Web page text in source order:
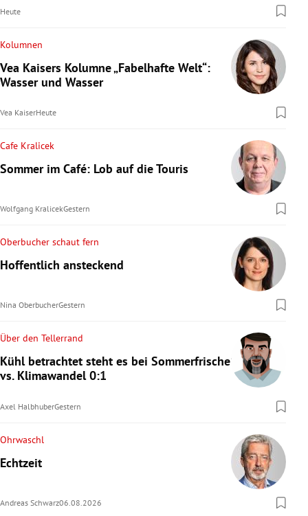
Heute
Kolumnen
Vea Kaisers Kolumne „Fabelhafte Welt“:
Wasser und Wasser
Vea KaiserHeute
Cafe Kralicek
Sommer im Café: Lob auf die Touris
Wolfgang KralicekGestern
Oberbucher schaut fern
Hoffentlich ansteckend
Nina OberbucherGestern
Über den Tellerrand
Kühl betrachtet steht es bei Sommerfrische
vs. Klimawandel 0:1
Axel HalbhuberGestern
Ohrwaschl
Echtzeit
Andreas Schwarz06.08.2026